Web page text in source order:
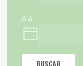
Até
BUSCAR